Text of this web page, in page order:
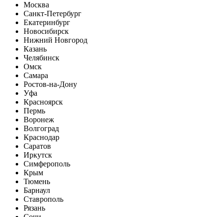
Москва
Санкт-Петербург
Екатеринбург
Новосибирск
Нижний Новгород
Казань
Челябинск
Омск
Самара
Ростов-на-Дону
Уфа
Красноярск
Пермь
Воронеж
Волгоград
Краснодар
Саратов
Иркутск
Симферополь
Крым
Тюмень
Барнаул
Ставрополь
Рязань